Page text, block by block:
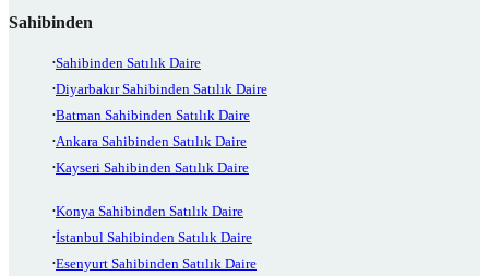
Sahibinden
Sahibinden Satılık Daire
Diyarbakır Sahibinden Satılık Daire
Batman Sahibinden Satılık Daire
Ankara Sahibinden Satılık Daire
Kayseri Sahibinden Satılık Daire
Konya Sahibinden Satılık Daire
İstanbul Sahibinden Satılık Daire
Esenyurt Sahibinden Satılık Daire